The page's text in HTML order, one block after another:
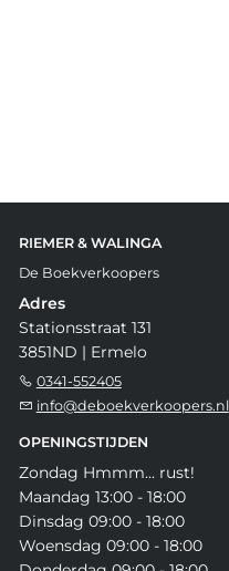
RIEMER & WALINGA
De Boekverkoopers
Adres
Stationsstraat 131
3851ND | Ermelo
0341-552405
info@deboekverkoopers.nl
OPENINGSTIJDEN
Zondag Hmmm... rust!
Maandag 13:00 - 18:00
Dinsdag 09:00 - 18:00
Woensdag 09:00 - 18:00